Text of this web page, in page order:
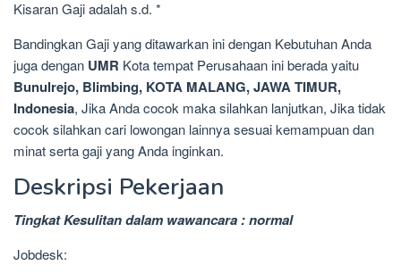
Kisaran Gaji adalah s.d. *
Bandingkan Gaji yang ditawarkan ini dengan Kebutuhan Anda
juga dengan UMR Kota tempat Perusahaan ini berada yaitu
Bunulrejo, Blimbing, KOTA MALANG, JAWA TIMUR,
Indonesia, Jika Anda cocok maka silahkan lanjutkan, Jika tidak
cocok silahkan cari lowongan lainnya sesuai kemampuan dan
minat serta gaji yang Anda inginkan.
Deskripsi Pekerjaan
Tingkat Kesulitan dalam wawancara : normal
Jobdesk: